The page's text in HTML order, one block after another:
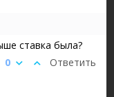
ставка была?
Ответить
0